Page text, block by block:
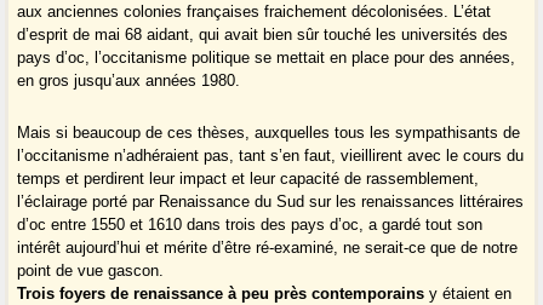
aux anciennes colonies françaises fraichement décolonisées. L’état
d’esprit de mai 68 aidant, qui avait bien sûr touché les universités des
pays d’oc, l’occitanisme politique se mettait en place pour des années,
en gros jusqu’aux années 1980.
Mais si beaucoup de ces thèses, auxquelles tous les sympathisants de
l’occitanisme n’adhéraient pas, tant s’en faut, vieillirent avec le cours du
temps et perdirent leur impact et leur capacité de rassemblement,
l’éclairage porté par Renaissance du Sud sur les renaissances littéraires
d’oc entre 1550 et 1610 dans trois des pays d’oc, a gardé tout son
intérêt aujourd’hui et mérite d’être ré-examiné, ne serait-ce que de notre
point de vue gascon.
Trois foyers de renaissance à peu près contemporains y étaient en